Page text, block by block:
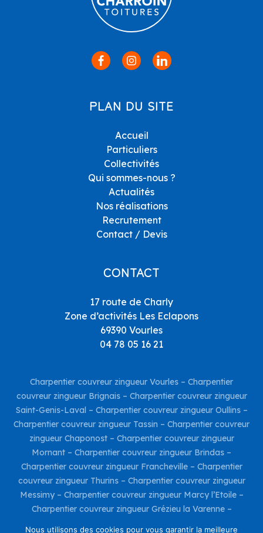
PLAN DU SITE
Accueil
Particuliers
Collectivités
Qui sommes-nous ?
Actualités
Nos réalisations
Recrutement
Contact / Devis
CONTACT
17 route de Charly
Zone d’activités Les Eclapons
69390 Vourles
04 78 05 16 21
Charpentier couvreur zingueur Vourles – Charpentier
couvreur zingueur Brignais– Charpentier couvreur zingueur
Saint-Genis-Laval – Charpentier couvreur zingueur Oullins–
Charpentier couvreur zingueur Tassin – Charpentier couvreur
zingueur Chaponost– Charpentier couvreur zingueur
Mornant – Charpentier couvreur zingueur Brindas –
Charpentier couvreur zingueur Francheville– Charpentier
couvreur zingueur Thurins– Charpentier couvreur zingueur
Messimy– Charpentier couvreur zingueur Marcy l’Etoile–
Charpentier couvreur zingueur Grézieu la Varenne–
Nous utilisons des cookies pour vous garantir la meilleure